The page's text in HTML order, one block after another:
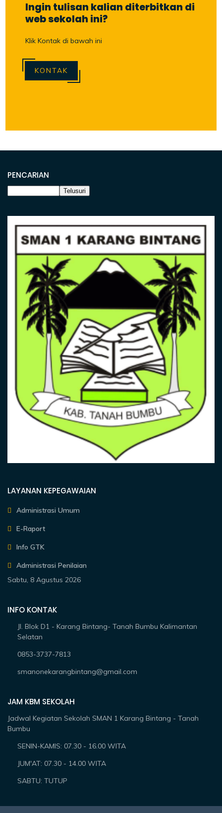
Ingin tulisan kalian diterbitkan di
web sekolah ini?
Klik Kontak di bawah ini
KONTAK
PENCARIAN
LAYANAN KEPEGAWAIAN
Administrasi Umum
E-Raport
Info GTK
Administrasi Penilaian
Sabtu, 8 Agustus 2026
INFO KONTAK
Jl. Blok D1 - Karang Bintang- Tanah Bumbu Kalimantan
Selatan
0853-3737-7813
smanonekarangbintang@gmail.com
JAM KBM SEKOLAH
Jadwal Kegiatan Sekolah SMAN 1 Karang Bintang - Tanah
Bumbu
SENIN-KAMIS: 07.30 - 16.00 WITA
JUM'AT: 07.30 - 14.00 WITA
SABTU: TUTUP